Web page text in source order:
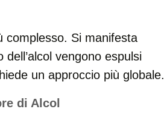
complesso. Si manifesta
vengono espulsi
un approccio più globale.
di Alcol